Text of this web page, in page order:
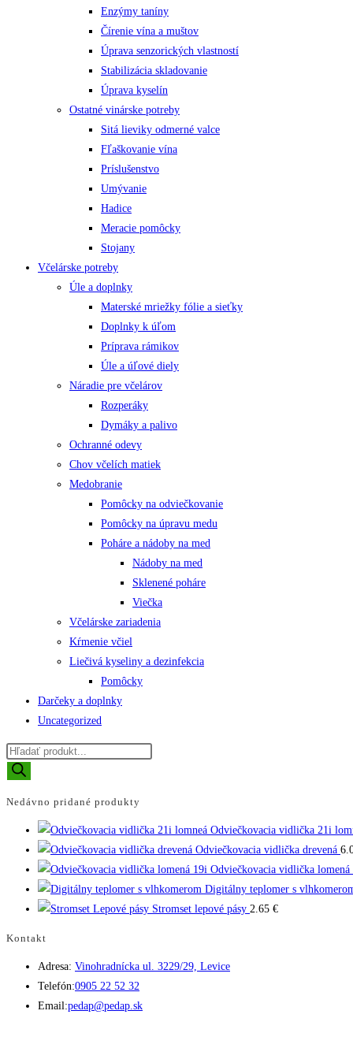
Enzýmy taníny
Čírenie vína a muštov
Úprava senzorických vlastností
Stabilizácia skladovanie
Úprava kyselín
Ostatné vinárske potreby
Sitá lieviky odmerné valce
Fľaškovanie vína
Príslušenstvo
Umývanie
Hadice
Meracie pomôcky
Stojany
Včelárske potreby
Úle a doplnky
Materské mriežky fólie a sieťky
Doplnky k úľom
Príprava rámikov
Úle a úľové diely
Náradie pre včelárov
Rozperáky
Dymáky a palivo
Ochranné odevy
Chov včelích matiek
Medobranie
Pomôcky na odviečkovanie
Pomôcky na úpravu medu
Poháre a nádoby na med
Nádoby na med
Sklenené poháre
Viečka
Včelárske zariadenia
Kŕmenie včiel
Liečivá kyseliny a dezinfekcia
Pomôcky
Darčeky a doplnky
Uncategorized
Products
search
Nedávno pridané produkty
Odviečkovacia vidlička 21i
Odviečkovacia vidlička drevená
Odviečkovacia vidlička lomená
Digitálny teplomer s
Stromset lepové pásy 2.65 €
Kontakt
Adresa: Vinohradnícka ul. 3229/29, Levice
Telefón:0905 22 52 32
in
Email:pedap@pedap.skOpens